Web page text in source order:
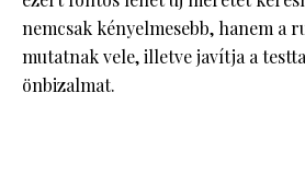
nemcsak kényelmesebb, hanem a
mutatnak vele, illetve javítja a
önbizalmat.